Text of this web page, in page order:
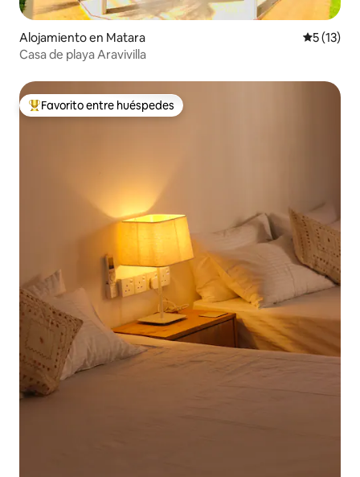
Alojamiento en Matara
5 (13)
Casa de playa Aravivilla
Favorito entre los huéspedes más destacados
Favorito entre huéspedes